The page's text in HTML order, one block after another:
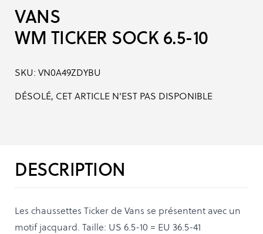
VANS
WM TICKER SOCK 6.5-10
SKU: VN0A49ZDYBU
DÉSOLÉ, CET ARTICLE N'EST PAS DISPONIBLE
DESCRIPTION
Les chaussettes Ticker de Vans se présentent avec un
motif jacquard. Taille: US 6.5-10 = EU 36.5-41